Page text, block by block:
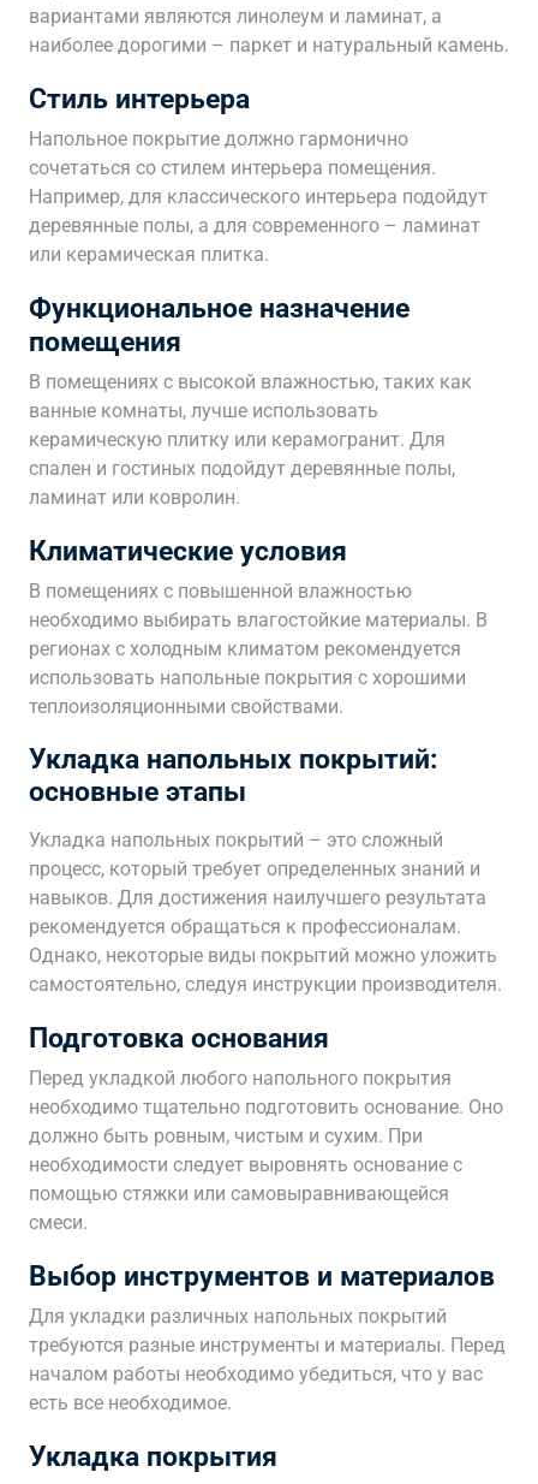
вариантами являются линолеум и ламинат, а
наиболее дорогими – паркет и натуральный камень.
Стиль интерьера
Напольное покрытие должно гармонично
сочетаться со стилем интерьера помещения.
Например, для классического интерьера подойдут
деревянные полы, а для современного – ламинат
или керамическая плитка.
Функциональное назначение
помещения
В помещениях с высокой влажностью, таких как
ванные комнаты, лучше использовать
керамическую плитку или керамогранит. Для
спален и гостиных подойдут деревянные полы,
ламинат или ковролин.
Климатические условия
В помещениях с повышенной влажностью
необходимо выбирать влагостойкие материалы. В
регионах с холодным климатом рекомендуется
использовать напольные покрытия с хорошими
теплоизоляционными свойствами.
Укладка напольных покрытий:
основные этапы
Укладка напольных покрытий – это сложный
процесс, который требует определенных знаний и
навыков. Для достижения наилучшего результата
рекомендуется обращаться к профессионалам.
Однако, некоторые виды покрытий можно уложить
самостоятельно, следуя инструкции производителя.
Подготовка основания
Перед укладкой любого напольного покрытия
необходимо тщательно подготовить основание. Оно
должно быть ровным, чистым и сухим. При
необходимости следует выровнять основание с
помощью стяжки или самовыравнивающейся
смеси.
Выбор инструментов и материалов
Для укладки различных напольных покрытий
требуются разные инструменты и материалы. Перед
началом работы необходимо убедиться, что у вас
есть все необходимое.
Укладка покрытия